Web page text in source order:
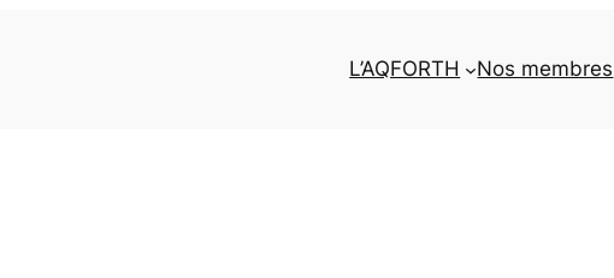
L’AQFORTH Nos membres